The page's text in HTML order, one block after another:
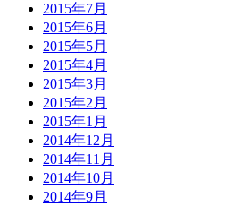
2015年7月
2015年6月
2015年5月
2015年4月
2015年3月
2015年2月
2015年1月
2014年12月
2014年11月
2014年10月
2014年9月